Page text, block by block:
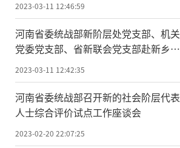
2023-03-11 12:46:59
河南省委统战部新阶层处党支部、机关
党委党支部、省新联会党支部赴新乡原
阳县开展“走基层送温暖 拼经济看发
展”主题党日活动
2023-03-11 12:42:35
河南省委统战部召开新的社会阶层代表
人士综合评价试点工作座谈会
2023-02-20 22:07:25